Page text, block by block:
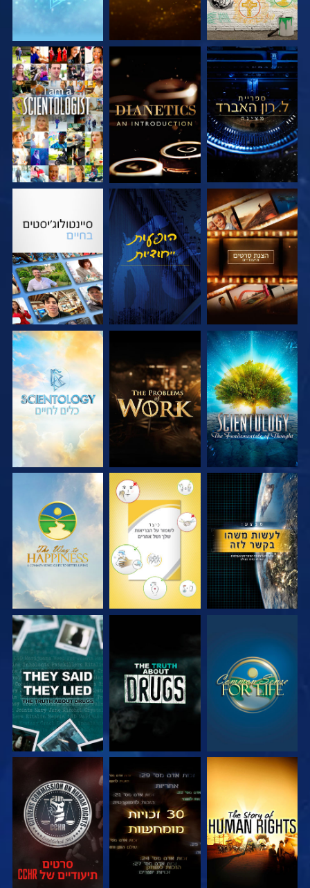
בדוק את הסדרה בדוק את הסדרה צפה
בדוק את הסדרה צפה בדוק את הסדרה
בדוק את הסדרה בדוק את הסדרה בדוק את הסדרה
צפה צפה צפה
צפה צפה צפה
צפה צפה צפה